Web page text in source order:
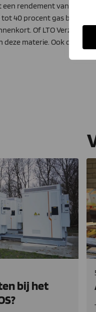
rendement van bijna
40 procent gas
Of LTO
materie. Ook
bij het